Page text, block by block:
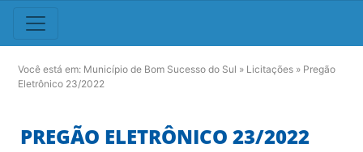
Você está em: Município de Bom Sucesso do Sul » Licitações » Pregão
Eletrônico 23/2022
PREGÃO ELETRÔNICO 23/2022